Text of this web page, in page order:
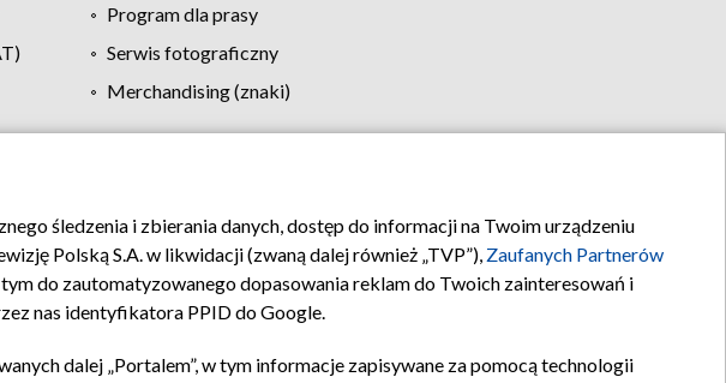
Program dla prasy
Serwis fotograficzny
Merchandising (znaki)
Pomoc Biuro reklamy Kontakt
śledzenia i zbierania danych, dostęp do informacji na Twoim urządzeniu
Polską S.A. w likwidacji (zwaną dalej również „TVP”), Zaufanych Partnerów
do zautomatyzowanego dopasowania reklam do Twoich zainteresowań i
nas identyfikatora PPID do Google.
dalej „Portalem”, w tym informacje zapisywane za pomocą technologii